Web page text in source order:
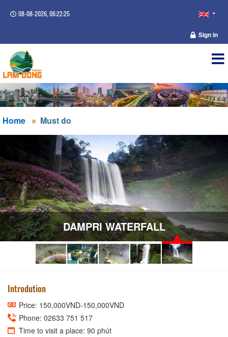
08-08-2026, 06:22:25
Sign in
Home Must do
DAMPRI WATERFALL
Introdution
Price: 150,000VND-150,000VND
Phone: 02633 751 517
Time to visit a place: 90 phút